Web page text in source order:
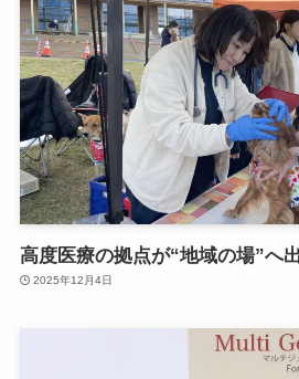
高度医療の拠点が“地域の場”へ
2025年12月4日